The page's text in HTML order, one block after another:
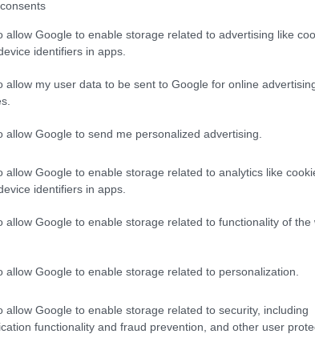
allow Google to enable storage related to advertising like
identifiers in apps.
allow my user data to be sent to Google for online
allow Google to send me personalized advertising.
allow Google to enable storage related to analytics like
identifiers in apps.
allow Google to enable storage related to functionality of the
allow Google to enable storage related to personalization.
allow Google to enable storage related to security, including
functionality and fraud prevention, and other user
να σταθμιστεί ο βαθμός στον
παρέμβαση στον κυβερνοχώρο θα
«καταστροφική για την κοινωνία».
ότι οι κρίσιμες υπηρεσίες των χωρών
σε σημείο που οι κοινωνίες τους να
τότε πλησιάζουμε στο σημείο
σε σωματική επίθεση»,εξήγησε ο